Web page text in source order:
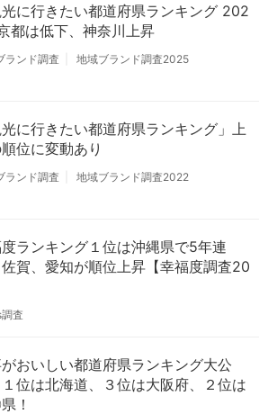
光に行きたい都道府県ランキング 202
都は低下、神奈川上昇
ランド調査 地域ブランド調査2025
光に行きたい都道府県ランキング」上
位に変動あり
ランド調査 地域ブランド調査2022
ランキング１位は沖縄県で5年連
賀、愛知が順位上昇【幸福度調査20
査
おいしい都道府県ランキング大公
位は北海道、３位は大阪府、２位は
！